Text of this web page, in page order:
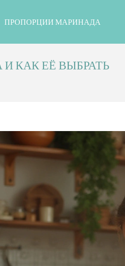
ПРОПОРЦИИ МАРИНАДА
КАК ЕЁ ВЫБРАТЬ